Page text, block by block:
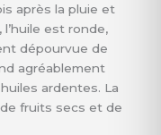
après la pluie et
est ronde,
dépourvue de
agréablement
ardentes. La
fruits secs et de